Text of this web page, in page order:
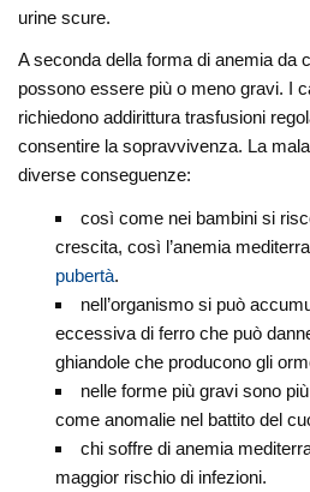
urine scure.
A seconda della forma di anemia da
possono essere più o meno gravi. I
richiedono addirittura trasfusioni
consentire la sopravvivenza. La
diverse conseguenze:
così come nei bambini si
crescita, così l’anemia
pubertà.
nell’organismo si può
eccessiva di ferro che può
ghiandole che producono gli
nelle forme più gravi sono
come anomalie nel battito del
chi soffre di anemia
maggior rischio di infezioni.